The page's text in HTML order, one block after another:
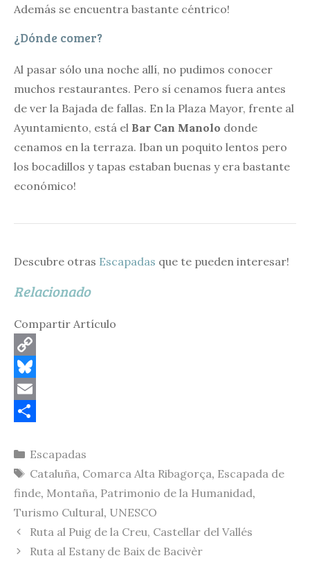
Además se encuentra bastante céntrico!
¿Dónde comer?
Al pasar sólo una noche allí, no pudimos conocer
muchos restaurantes. Pero sí cenamos fuera antes
de ver la Bajada de fallas. En la Plaza Mayor, frente al
Ayuntamiento, está el Bar Can Manolo donde
cenamos en la terraza. Iban un poquito lentos pero
los bocadillos y tapas estaban buenas y era bastante
económico!
Descubre otras Escapadas que te pueden interesar!
Relacionado
Compartir Artículo
C
o
p
L
i
n
B
e
s
k
E
a
i
l
o
m
p
Categorías
Escapadas
Etiquetas
Cataluña, Comarca Alta Ribagorça, Escapada de
finde, Montaña, Patrimonio de la Humanidad,
Turismo Cultural, UNESCO
Ruta al Puig de la Creu, Castellar del Vallés
Ruta al Estany de Baix de Bacivèr